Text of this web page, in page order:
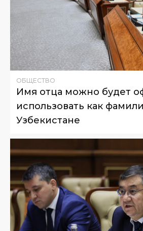
ОБЩЕСТВО
Имя отца можно будет
использовать как
Узбекистане